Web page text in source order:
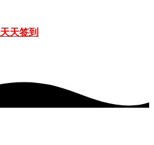
天天签到